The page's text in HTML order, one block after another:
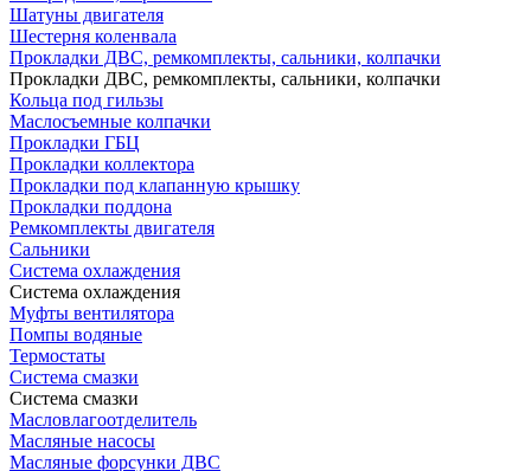
Шатуны двигателя
Шестерня коленвала
Прокладки ДВС, ремкомплекты, сальники, колпачки
Прокладки ДВС, ремкомплекты, сальники, колпачки
Кольца под гильзы
Маслосъемные колпачки
Прокладки ГБЦ
Прокладки коллектора
Прокладки под клапанную крышку
Прокладки поддона
Ремкомплекты двигателя
Сальники
Система охлаждения
Система охлаждения
Муфты вентилятора
Помпы водяные
Термостаты
Система смазки
Система смазки
Масловлагоотделитель
Масляные насосы
Масляные форсунки ДВС